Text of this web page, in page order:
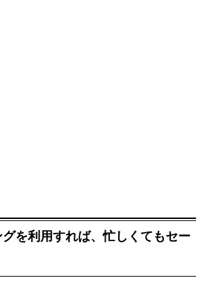
を利用すれば、忙しくてもセー